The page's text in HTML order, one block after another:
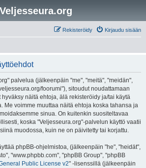
Veljesseura.org
Kirjaudu sisään
Rekisteröidy
palvelua (jälkeenpäin "me", "meitä", "meidän",
foorumi"), sitoudut noudattamaan
näitä ehtoja, älä rekisteröidy ja/tai käytä
Me voimme muuttaa näitä ehtoja koska tahansa ja
sinua. On kuitenkin suositeltavaa
koska "Veljesseura.org"-palvelun käyttö vaatii
muodossa, kuin ne on päivitetty tai korjattu.
phpBB-ohjelmistoa, (jälkeenpäin "he", "heidät",
"www.phpbb.com", "phpBB Group", "phpBB
Public License v2" -lisenssillä (jälkeenpäin